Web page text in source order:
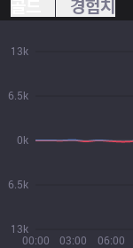
경험치
00:00 03:00 06:00
13k
6.5k
0k
6.5k
13k